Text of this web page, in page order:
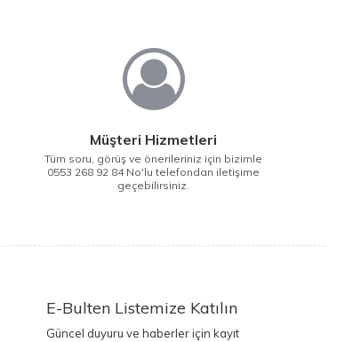
Müşteri Hizmetleri
Tüm soru, görüş ve önerileriniz için bizimle
0553 268 92 84 No'lu telefondan iletişime
geçebilirsiniz.
E-Bulten Listemize Katılın
Güncel duyuru ve haberler için kayıt